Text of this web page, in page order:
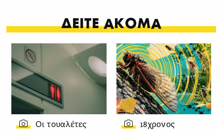
ΔΕΙΤΕ ΑΚΟΜΑ
Οι τουαλέτες
18χρονος